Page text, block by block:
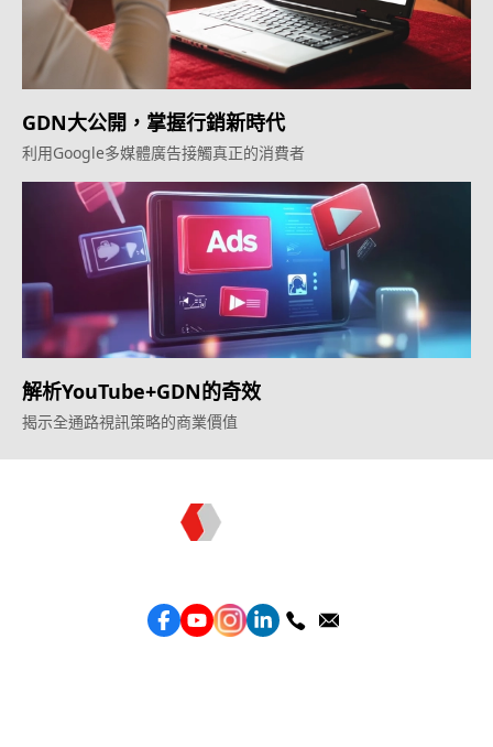
GDN大公開，掌握行銷新時代
利用Google多媒體廣告接觸真正的消費者
解析YouTube+GDN的奇效
揭示全通路視訊策略的商業價值